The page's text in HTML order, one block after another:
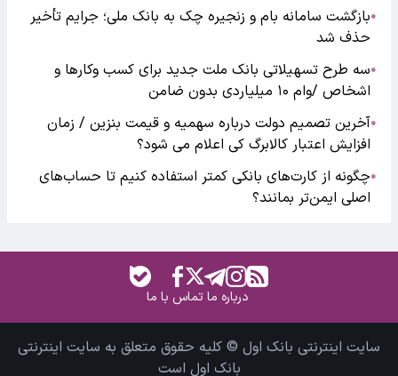
●بازگشت سامانه بام و زنجیره چک به بانک ملی؛ جرایم تأخیر
حذف شد
●سه طرح تسهیلاتی بانک ملت جدید برای کسب وکارها و
اشخاص /وام ۱۰ میلیاردی بدون ضامن
●آخرین تصمیم دولت درباره سهمیه و قیمت بنزین / زمان
افزایش اعتبار کالابرگ کی اعلام می شود؟
●چگونه از کارت‌های بانکی کمتر استفاده کنیم تا حساب‌های
اصلی ایمن‌تر بمانند؟
درباره ماتماس با ما
سایت اینترنتی بانک اول © کلیه حقوق متعلق به سایت اینترنتی
بانک اول است